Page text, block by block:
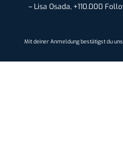
– Lisa Osada, +110.000
Mit deiner Anmeldung bestätigst du